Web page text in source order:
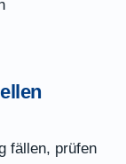
fällen, prüfen